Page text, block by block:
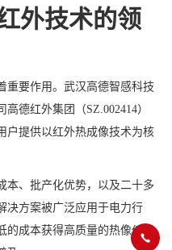
外技术的领
重要作用。武汉高德智感科技
德红外集团（SZ.002414）
户提供以红外热成像技术为核
本、批产化优势，以及二十多
决方案被广泛应用于电力行
的成本获得高质量的热像仪设